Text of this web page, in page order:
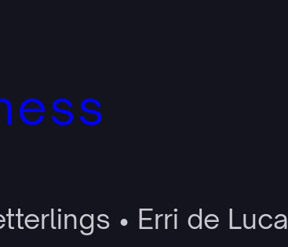
• Erri de Luca